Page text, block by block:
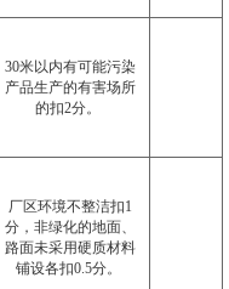
30米以内有可能污染
产品生产的有害场所
的扣2分。
厂区环境不整洁扣1
分，非绿化的地面、
路面未采用硬质材料
铺设各扣0.5分。